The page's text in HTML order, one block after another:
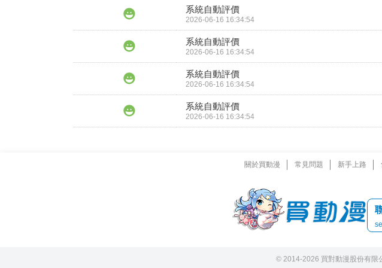
系統自動評價
2026-06-16 16:34:54
系統自動評價
2026-06-16 16:34:54
系統自動評價
2026-06-16 16:34:54
系統自動評價
2026-06-16 16:34:54
關於買動漫 常見問題 新手上路
© 2014-2026 買對動漫股份有限